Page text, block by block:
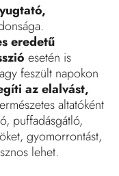
eredetű
esetén is
feszült napokon
az elalvást,
altatóként
puffadásgátló,
gyomorrontást,
lehet.